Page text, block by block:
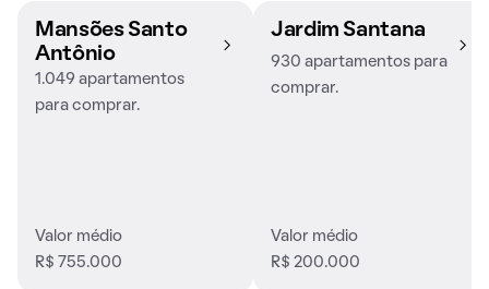
Mansões Santo
Antônio
1.049 apartamentos
para comprar.
Valor médio
R$ 755.000
Jardim Santana
930 apartamentos para
comprar.
Valor médio
R$ 200.000